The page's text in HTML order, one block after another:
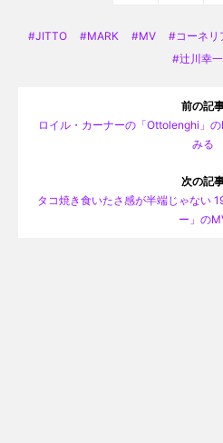
JITTO MARK MV コーネリ
辻川幸
前の記
ロイル・カーナーの「Ottolenghi」
みる
次の記
タコ焼き食いたさ感が半端じゃない
ー」の